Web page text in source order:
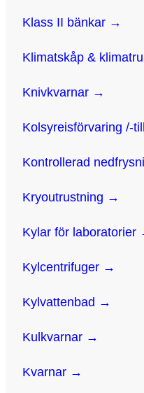
Klass II bänkar →
Klimatskåp &
Knivkvarnar →
Kolsyreisförvaring /-
Kontrollerad
Kryoutrustning →
Kylar för laboratorier
Kylcentrifuger →
Kylvattenbad →
Kulkvarnar →
Kvarnar →